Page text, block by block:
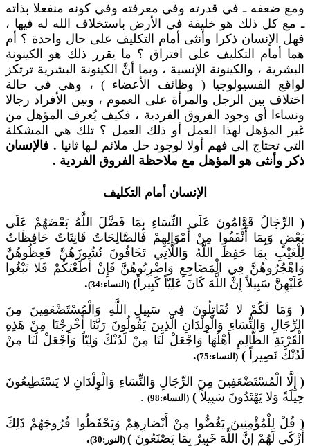
ومع ضعفه ـ في قدرته وفي معرفته وفي كونه منفعلا بذاته
ـ مع كل ذلك هو خليفة في الأرض باستخلاف الله له فيها ،
فهل الإنسان ذكرا وأنثى أمام التكليف على حال واحدة ؟ أم
هما أمام التكليف على افتراق ؟ ما يقرر ذلك هو الكينونة
البشرية ، والكينونة الإنسية ، وبما أنَّ الكينونة البشرية ترتكز
لواقع الفسيولوجيا ( وظائف الأعضاء ) ، وهي في حالة
اختلاف بين الرجل والمرأة على العموم ، وبين الأفراد رجالا
ونساءا أي وجود الفروق الفردية ، فكيف يُعرف المؤهل من
غير المؤهل لهذا العمل أو ذلك العمل ؟ تلك هي المشكلة
التي تحتاج إلى فهم أولا لوجود حل ملائم لـها ثانيا . فالإنسان
ذكر وأنثى هو المؤهل مع ملاحظة الفروق الفردية .
الإنسان أمام التكليف
( الرِّجَالُ قَوَّامُونَ عَلَى النِّسَاءِ بِمَا فَضَّلَ اللَّهُ بَعْضَهُمْ عَلَى
بَعْضٍ وَبِمَا أَنْفَقُوا مِنْ أَمْوَالِهِمْ فَالصَّالِحَاتُ قَانِتَاتٌ حَافِظَاتٌ
لِلْغَيْبِ بِمَا حَفِظَ اللَّهُ وَاللَّاتِي تَخَافُونَ نُشُوزَهُنَّ فَعِظُوهُنَّ
وَاهْجُرُوهُنَّ فِي الْمَضَاجِعِ وَاضْرِبُوهُنَّ فَإِنْ أَطَعْنَكُمْ فَلا تَبْغُوا
عَلَيْهِنَّ سَبِيلاً إِنَّ اللَّهَ كَانَ عَلِيّاً كَبِيراً) (النساء:34)
.
( وَمَا لَكُمْ لا تُقَاتِلُونَ فِي سَبِيلِ اللَّهِ وَالْمُسْتَضْعَفِينَ مِنَ
الرِّجَالِ وَالنِّسَاءِ وَالْوِلْدَانِ الَّذِينَ يَقُولُونَ رَبَّنَا أَخْرِجْنَا مِنْ هَذِهِ
الْقَرْيَةِ الظَّالِمِ أَهْلُهَا وَاجْعَلْ لَنَا مِنْ لَدُنْكَ وَلِيّاً وَاجْعَلْ لَنَا مِنْ
لَدُنْكَ نَصِيراً ) (النساء:75)
.
( إِلَّا الْمُسْتَضْعَفِينَ مِنَ الرِّجَالِ وَالنِّسَاءِ وَالْوِلْدَانِ لا يَسْتَطِيعُونَ
حِيلَةً وَلا يَهْتَدُونَ سَبِيلاً) (النساء:98)
.
( قُلْ لِلْمُؤْمِنِينَ يَغُضُّوا مِنْ أَبْصَارِهِمْ وَيَحْفَظُوا فُرُوجَهُمْ ذَلِكَ
أَزْكَى لَهُمْ إِنَّ اللَّهَ خَبِيرٌ بِمَا يَصْنَعُونَ ) (النور:30)
.